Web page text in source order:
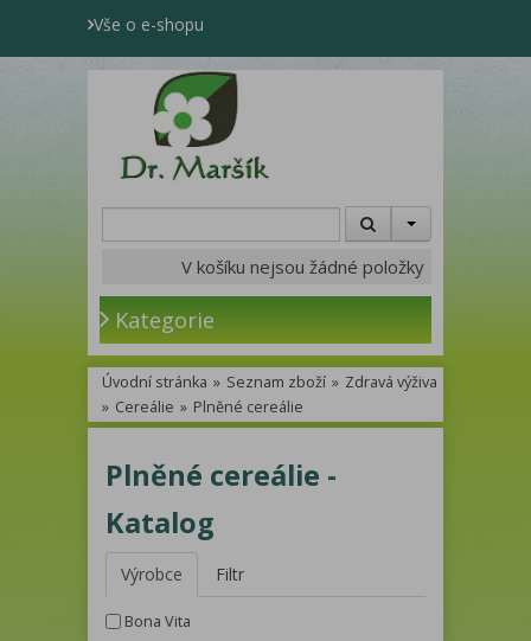
Vše o e-shopu
V košíku nejsou žádné položky
Kategorie
Úvodní stránka » Seznam zboží » Zdravá výživa
» Cereálie » Plněné cereálie
Plněné cereálie -
Katalog
Výrobce Filtr
Bona Vita